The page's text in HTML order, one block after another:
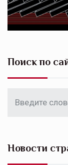
Поиск по
Новости